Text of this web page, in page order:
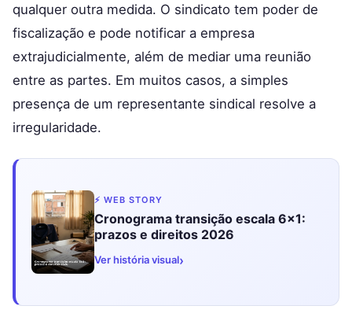
qualquer outra medida. O sindicato tem poder de
fiscalização e pode notificar a empresa
extrajudicialmente, além de mediar uma reunião
entre as partes. Em muitos casos, a simples
presença de um representante sindical resolve a
irregularidade.
⚡ WEB STORY
Cronograma transição escala 6x1:
prazos e direitos 2026
Ver história visual›